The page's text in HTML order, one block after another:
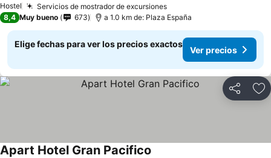
Hostel Servicios de mostrador de excursiones
8,4 Muy bueno 673 a 1.0 km de: Plaza España
Elige fechas para ver los precios exactos
Ver precios
Compartir
Apart Hotel Gran Pacifico